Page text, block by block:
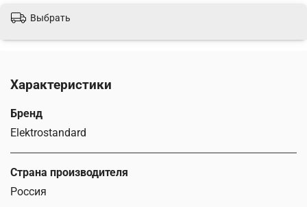
Выбрать
Характеристики
Бренд
Elektrostandard
Страна производителя
Россия